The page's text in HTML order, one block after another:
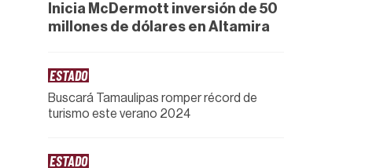
Inicia McDermott inversión de 50
millones de dólares en Altamira
ESTADO
Buscará Tamaulipas romper récord de
turismo este verano 2024
ESTADO